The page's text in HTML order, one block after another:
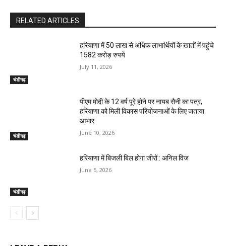
RELATED ARTICLES
चंडीगढ़
हरियाणा में 50 लाख से अधिक लाभार्थियों के खातों में पहुंचे
1582 करोड़ रुपये
July 11, 2026
चंडीगढ़
पीएम मोदी के 12 वर्ष पूरे होने पर नायब सैनी का पत्र,
हरियाणा को मिली विकास परियोजनाओं के लिए जताया
आभार
June 10, 2026
चंडीगढ़
हरियाणा में बिजली बिल होगा जीरों : अनिल विज
June 5, 2026